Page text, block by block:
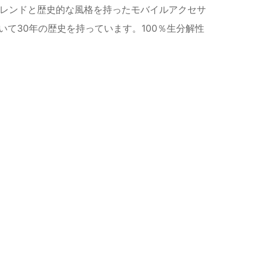
ンドと歴史的な風格を持ったモバイルアクセサ
て30年の歴史を持っています。100％生分解性